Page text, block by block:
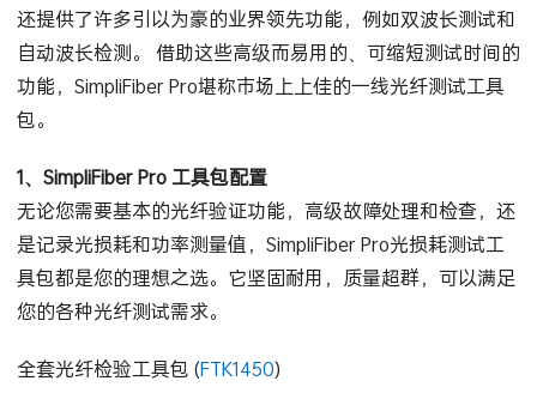
还提供了许多引以为豪的业界领先功能，例如双波长测试和
自动波长检测。 借助这些高级而易用的、可缩短测试时间的
功能，SimpliFiber Pro堪称市场上上佳的一线光纤测试工具
包。
1、SimpliFiber Pro 工具包配置
无论您需要基本的光纤验证功能，高级故障处理和检查，还
是记录光损耗和功率测量值，SimpliFiber Pro光损耗测试工
具包都是您的理想之选。它坚固耐用，质量超群，可以满足
您的各种光纤测试需求。
全套光纤检验工具包 (FTK1450)